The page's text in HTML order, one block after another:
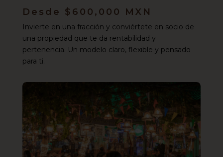
Desde $600,000 MXN
Invierte en una fracción y conviértete en socio de
una propiedad que te da rentabilidad y
pertenencia. Un modelo claro, flexible y pensado
para ti.